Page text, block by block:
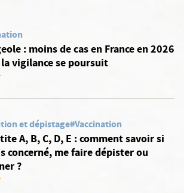
: moins de cas en France en 2026
vigilance se poursuit
et dépistage#Vaccination
A, B, C, D, E : comment savoir si
concerné, me faire dépister ou
?